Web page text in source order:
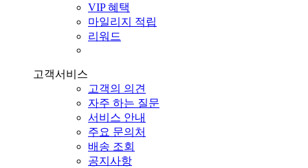
VIP 혜택
마일리지 적립
리워드
고객서비스
고객의 의견
자주 하는 질문
서비스 안내
주요 문의처
배송 조회
공지사항